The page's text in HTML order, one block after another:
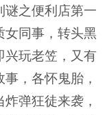
谜之便利店第一
女同事，转头黑
兴玩老笠，又有
，各怀鬼胎，
弹狂徒来袭，